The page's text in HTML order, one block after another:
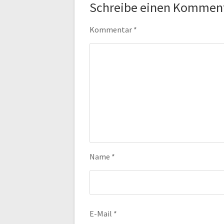
Schreibe einen
Kommentar *
Name *
E-Mail *